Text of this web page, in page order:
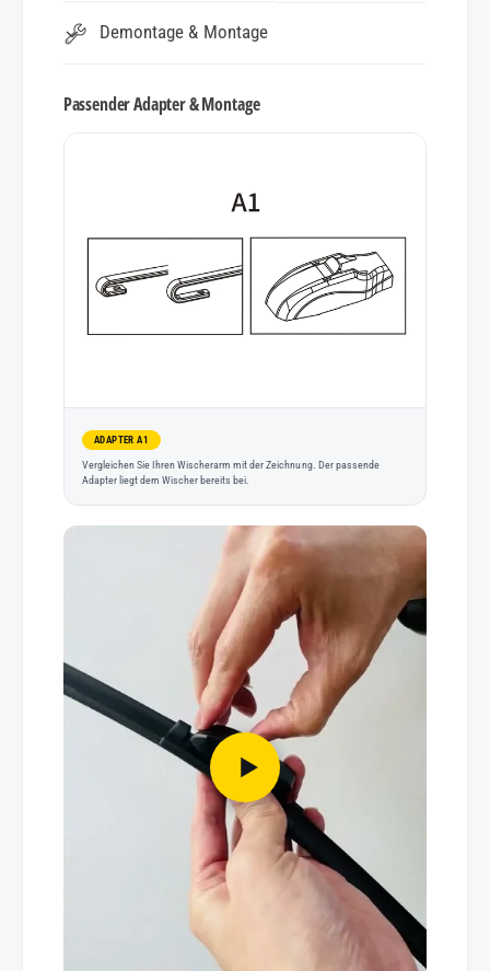
Demontage & Montage
Passender Adapter & Montage
ADAPTER A1
Vergleichen Sie Ihren Wischerarm mit der Zeichnung. Der passende
Adapter liegt dem Wischer bereits bei.